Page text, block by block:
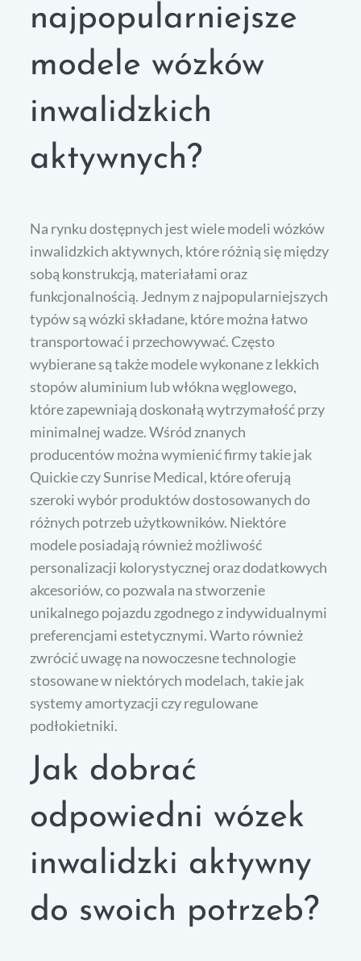
najpopularniejsze
modele wózków
inwalidzkich
aktywnych?
Na rynku dostępnych jest wiele modeli wózków
inwalidzkich aktywnych, które różnią się między
sobą konstrukcją, materiałami oraz
funkcjonalnością. Jednym z najpopularniejszych
typów są wózki składane, które można łatwo
transportować i przechowywać. Często
wybierane są także modele wykonane z lekkich
stopów aluminium lub włókna węglowego,
które zapewniają doskonałą wytrzymałość przy
minimalnej wadze. Wśród znanych
producentów można wymienić firmy takie jak
Quickie czy Sunrise Medical, które oferują
szeroki wybór produktów dostosowanych do
różnych potrzeb użytkowników. Niektóre
modele posiadają również możliwość
personalizacji kolorystycznej oraz dodatkowych
akcesoriów, co pozwala na stworzenie
unikalnego pojazdu zgodnego z indywidualnymi
preferencjami estetycznymi. Warto również
zwrócić uwagę na nowoczesne technologie
stosowane w niektórych modelach, takie jak
systemy amortyzacji czy regulowane
podłokietniki.
Jak dobrać
odpowiedni wózek
inwalidzki aktywny
do swoich potrzeb?